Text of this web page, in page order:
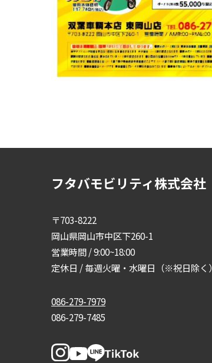
フタバモビリティ株式会社
〒703-8222
岡山県岡山市中区下260-1
営業時間 / 9:00~18:00
定休日 / 毎週火曜・水曜日（※祝日除く）
086-279-7979
086-279-7485